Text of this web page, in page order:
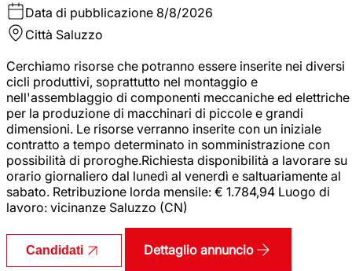
Data di pubblicazione 8/8/2026
Città Saluzzo
Cerchiamo risorse che potranno essere inserite nei diversi
cicli produttivi, soprattutto nel montaggio e
nell'assemblaggio di componenti meccaniche ed elettriche
per la produzione di macchinari di piccole e grandi
dimensioni. Le risorse verranno inserite con un iniziale
contratto a tempo determinato in somministrazione con
possibilità di proroghe.Richiesta disponibilità a lavorare su
orario giornaliero dal lunedì al venerdì e saltuariamente al
sabato. Retribuzione lorda mensile: € 1.784,94 Luogo di
lavoro: vicinanze Saluzzo (CN)
Candidati Dettaglio annuncio